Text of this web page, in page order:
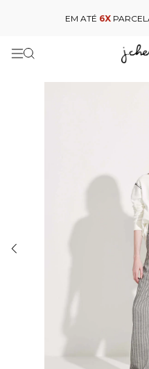
EM ATÉ 6X